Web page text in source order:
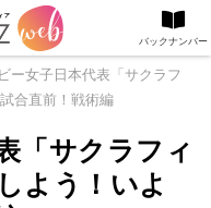
ー女子日本代表「サクラフ
合直前！戦術編
「サクラフィ
よう！いよ
バックナンバー